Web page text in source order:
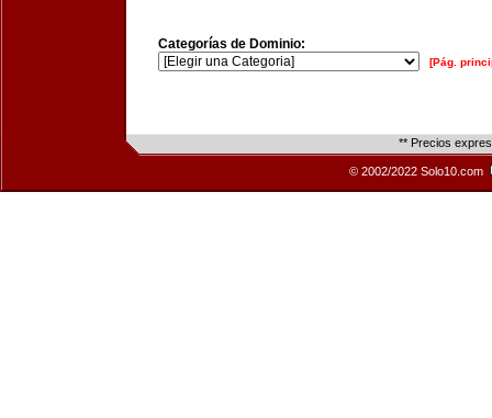
Categorías de Dominio:
[Pág.
** Precios
© 2002/2022 Solo10.com